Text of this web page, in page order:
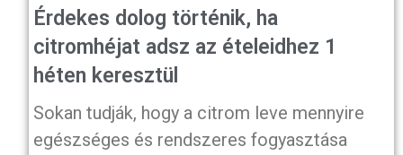
Érdekes dolog történik, ha
citromhéjat adsz az ételeidhez 1
héten keresztül
Sokan tudják, hogy a citrom leve mennyire
egészséges és rendszeres fogyasztása